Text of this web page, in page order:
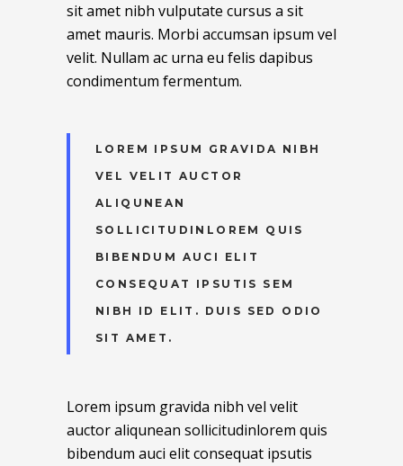
sit amet nibh vulputate cursus a sit
amet mauris. Morbi accumsan ipsum vel
velit. Nullam ac urna eu felis dapibus
condimentum fermentum.
LOREM IPSUM GRAVIDA NIBH
VEL VELIT AUCTOR
ALIQUNEAN
SOLLICITUDINLOREM QUIS
BIBENDUM AUCI ELIT
CONSEQUAT IPSUTIS SEM
NIBH ID ELIT. DUIS SED ODIO
SIT AMET.
Lorem ipsum gravida nibh vel velit
auctor aliqunean sollicitudinlorem quis
bibendum auci elit consequat ipsutis